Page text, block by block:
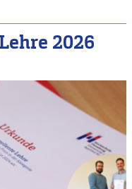
2026